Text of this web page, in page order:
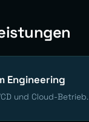
Engineering
und Cloud-Betrieb.